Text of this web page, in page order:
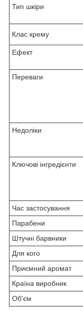
Тип шкіри
Клас крему
Ефект
Переваги
Недоліки
Ключові інгредієнти
Час застосування
Парабени
Штучні барвники
Для кого
Приємний аромат
Країна виробник
Об'єм